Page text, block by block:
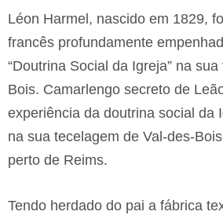
Léon Harmel, nascido em 1829,
francês profundamente
“Doutrina Social da Igreja” na
Bois. Camarlengo secreto de
experiência da doutrina social da
na sua tecelagem de Val-des-
perto de Reims.
Tendo herdado do pai a fábrica